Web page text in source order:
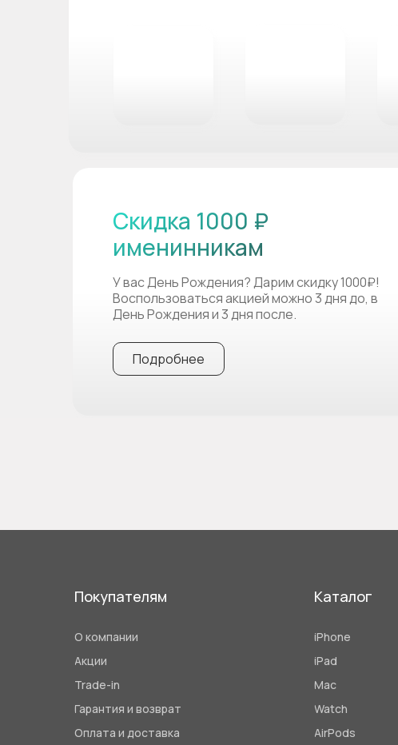
Подробнее
Скидка 1000 ₽
именинникам
У вас День Рождения? Дарим скидку 1000₽!
Воспользоваться акцией можно 3 дня до, в
День Рождения и 3 дня после.
О компании
Акции
Trade-in
Гарантия и возврат
Оплата и доставка
Покупателям
iPhone
iPad
Mac
Watch
AirPods
Каталог